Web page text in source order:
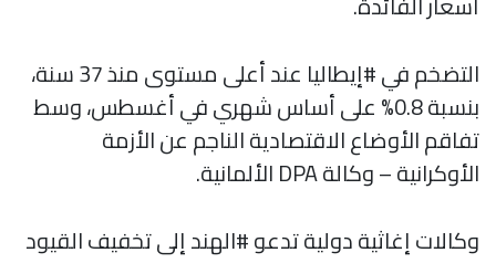
التضخم في #إيطاليا عند أعلى مستوى منذ 37 سنة،
بنسبة 0.8% على أساس شهري في أغسطس، وسط
تفاقم الأوضاع الاقتصادية الناجم عن الأزمة
الأوكرانية – وكالة DPA الألمانية.
وكالات إغاثية دولية تدعو #الهند إلى تخفيف القيود